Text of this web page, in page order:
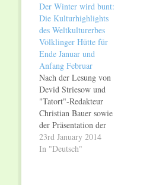
23. Januar 2014,
erzählt das
Weltkulturerbe
Völklinger Hütte die
Geschichte der Pop-
Musik am Beispiel
ihres wichtigsten
Instruments: der E-
Gitarre. Die
Ausstellung "Pop
emotion! E-Gitarre"
in der "PopGalerie"
des Weltkulturerbes
Der Winter wird bunt:
Die Kulturhighlights
des Weltkulturerbes
Völklinger Hütte für
Ende Januar und
Anfang Februar
Nach der Lesung von
Devid Striesow und
"Tatort"-Redakteur
Christian Bauer sowie
der Präsentation der
neuesten Innovation
aus dem Deutschen
23rd January 2014
In "Deutsch"